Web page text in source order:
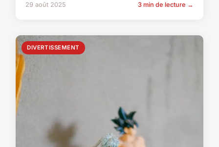
29 août 2025 3 min de lecture →
DIVERTISSEMENT